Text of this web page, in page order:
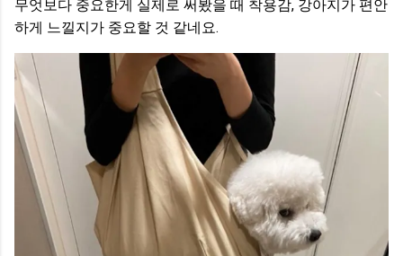
무엇보다 중요한게 실제로 써봤을 때 착용감, 강아지가 편안
하게 느낄지가 중요할 것 같네요.